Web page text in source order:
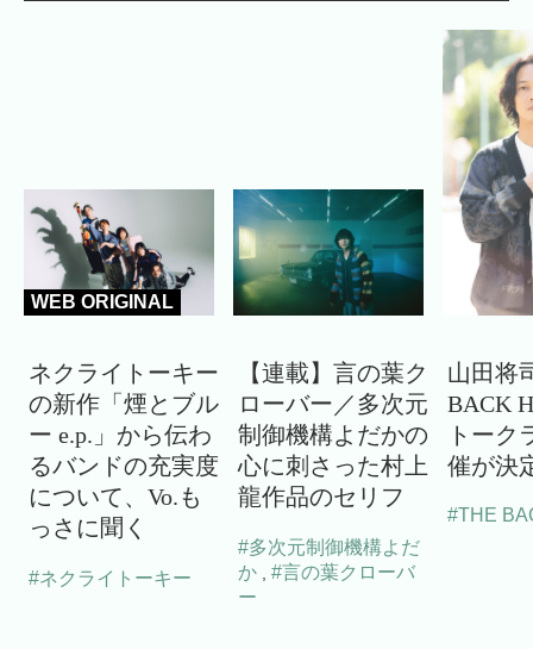
WEB ORIGINAL
ネクライトーキー
の新作「煙とブル
ー e.p.」から伝わ
るバンドの充実度
について、Vo.も
っさに聞く
#ネクライトーキー
【連載】言の葉ク
ローバー／多次元
制御機構よだかの
心に刺さった村上
龍作品のセリフ
#多次元制御機構よだ
か , #言の葉クローバ
ー
山田将
BACK
トーク
催が決
#THE